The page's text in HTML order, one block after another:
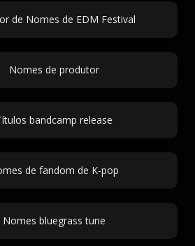
de Nomes de EDM Festival
Nomes de produtor
bandcamp release
de fandom de K-pop
Nomes bluegrass tune